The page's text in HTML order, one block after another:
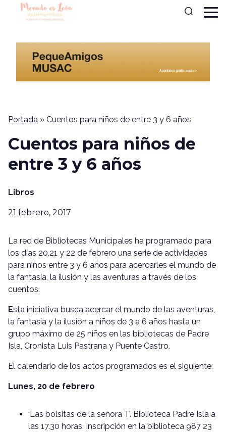
Portada » Cuentos para niños de entre 3 y 6 años
Cuentos para niños de
entre 3 y 6 años
Libros
21 febrero, 2017
La red de Bibliotecas Municipales ha programado para
los días 20,21 y 22 de febrero una serie de actividades
para niños entre 3 y 6 años para acercarles el mundo de
la fantasía, la ilusión y las aventuras a través de los
cuentos.
Esta iniciativa busca acercar el mundo de las aventuras,
la fantasía y la ilusión a niños de 3 a 6 años hasta un
grupo máximo de 25 niños en las bibliotecas de Padre
Isla, Cronista Luis Pastrana y Puente Castro.
El calendario de los actos programados es el siguiente:
Lunes, 20 de febrero
‘Las bolsitas de la señora T’. Biblioteca Padre Isla a
las 17.30 horas. Inscripción en la biblioteca 987 23